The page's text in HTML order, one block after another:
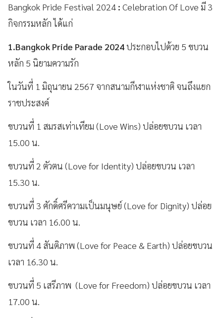
Bangkok Pride Festival 2024 : Celebration Of Love มี 3
กิจกรรมหลัก ได้แก่
1.Bangkok Pride Parade 2024ประกอบไปด้วย 5 ขบวน
หลัก 5 นิยามความรัก
ในวันที่ 1 มิถุนายน 2567 จากสนามกีฬาแห่งชาติ จนถึงแยก
ราชประสงค์
ขบวนที่ 1 สมรสเท่าเทียม (Love Wins) ปล่อยขบวน เวลา
15.00 น.
ขบวนที่ 2 ตัวตน (Love for Identity) ปล่อยขบวน เวลา
15.30 น.
ขบวนที่ 3 ศักดิ์ศรีความเป็นมนุษย์ (Love for Dignity) ปล่อย
ขบวน เวลา 16.00 น.
ขบวนที่ 4 สันติภาพ (Love for Peace & Earth) ปล่อยขบวน
เวลา 16.30 น.
ขบวนที่ 5 เสรีภาพ (Love for Freedom) ปล่อยขบวน เวลา
17.00 น.